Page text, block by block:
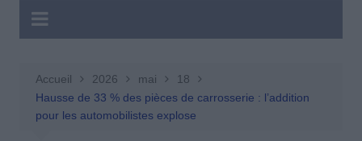
Accueil 2026 mai
18
Hausse de 33 % des pièces de carrosserie : l’addition
pour les automobilistes explose